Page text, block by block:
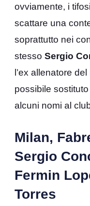
ovviamente, i
scattare una
soprattutto nei
stesso Sergio
l’ex allenatore
possibile
alcuni nomi al
Milan,
Sergio
Fermin
Torres